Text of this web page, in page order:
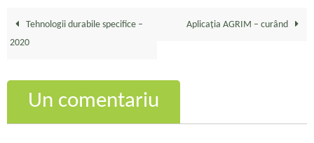
Tehnologii durabile specifice –
2020
Aplicația AGRIM – curând
Un comentariu